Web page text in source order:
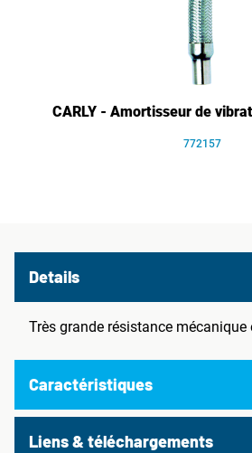
CARLY - Amortisseur de
772157
Details
Très grande résistance mécanique
Caractéristiques
Liens & téléchargements